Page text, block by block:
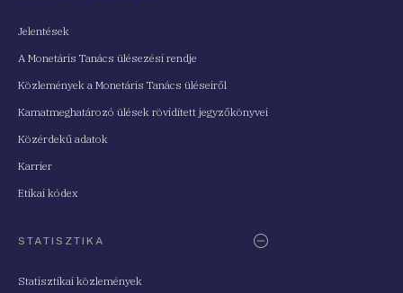
Jelentések
A Monetáris Tanács ülésezési rendje
Közlemények a Monetáris Tanács üléseiről
Kamatmeghatározó ülések rövidített jegyzőkönyvei
Közérdekű adatok
Karrier
Etikai kódex
STATISZTIKA
Statisztikai közlemények